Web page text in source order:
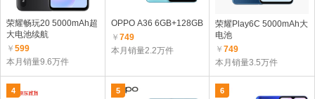
荣耀畅玩20 5000mAh超
大电池续航
￥ 599
本月销量9.6万件
OPPO A36 6GB+128GB
￥ 749
本月销量2.2万件
荣耀Play6C 5000mAh大
电池
￥749
本月销量3.5万件
4 5 6